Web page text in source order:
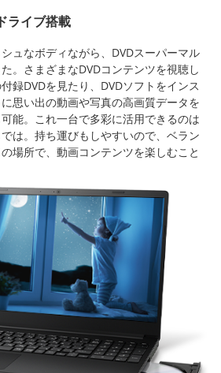
ライブ搭載
ュなボディながら、DVDスーパーマル
。さまざまなDVDコンテンツを視聴し
録DVDを見たり、DVDソフトをインス
思い出の動画や写真の高画質データを
能。これ一台で多彩に活用できるのは
は。持ち運びもしやすいので、ベラン
場所で、動画コンテンツを楽しむこと